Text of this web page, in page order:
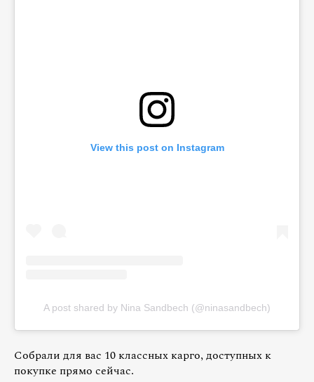
View this post on Instagram
A post shared by Nina Sandbech (@ninasandbech)
Собрали для вас 10 классных карго, доступных к
покупке прямо сейчас.